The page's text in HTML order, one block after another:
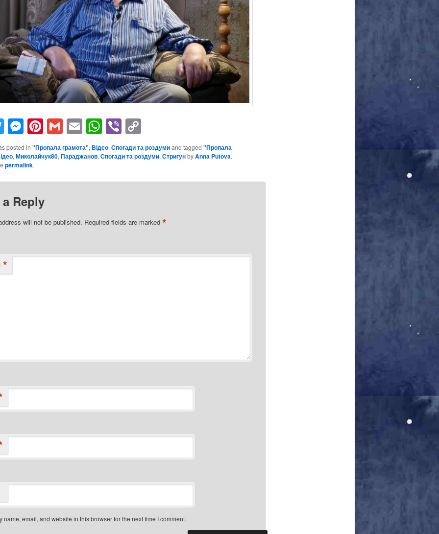
Twitter
Messenger
Pinterest
GmailEmailWhatsApp
ViberCopy
Link
posted in "Пропала грамота", Відео, Спогади та роздумиand tagged "Пропала
, Миколайчук80, Параджанов, Спогади та роздуми, СтригунbyAnna Putova.
permalink.
a Reply
will not be published. Required fields are marked *
*
name, email, and website in this browser for the next time I comment.